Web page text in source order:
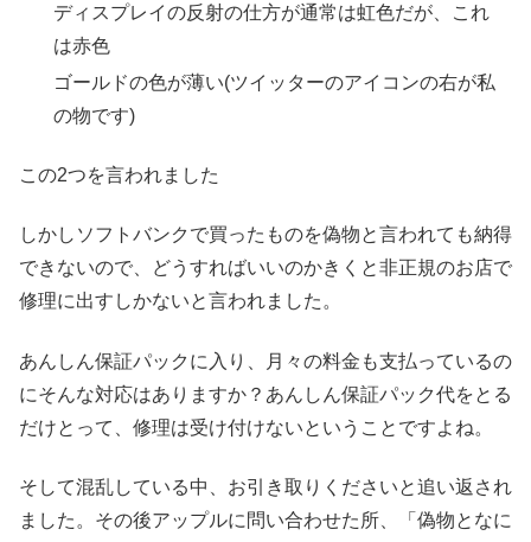
ディスプレイの反射の仕方が通常は虹色だが、これ
は赤色
ゴールドの色が薄い(ツイッターのアイコンの右が私
の物です)
この2つを言われました
しかしソフトバンクで買ったものを偽物と言われても納得
できないので、どうすればいいのかきくと非正規のお店で
修理に出すしかないと言われました。
あんしん保証パックに入り、月々の料金も支払っているの
にそんな対応はありますか？あんしん保証パック代をとる
だけとって、修理は受け付けないということですよね。
そして混乱している中、お引き取りくださいと追い返され
ました。その後アップルに問い合わせた所、「偽物となに